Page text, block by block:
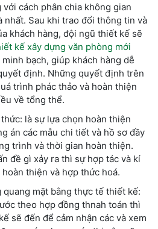
cách phân chia không gian
nhất. Sau khi trao đổi thông tin và
khách hàng, đội ngũ thiết kế sẽ
kế xây dựng văn phòng mới
bạch, giúp khách hàng dễ
định. Những quyết định trên
trình phác thảo và hoàn thiện
về tổng thể.
là sự lựa chọn hoàn thiện
án các mẫu chi tiết và hồ sơ đầy
trình và thời gian hoàn thiện.
đề gì xảy ra thì sự hợp tác và kí
thiện và hợp thức hoá.
mặt bằng thực tế thiết kế:
theo hợp đồng thnah toán thì
sẽ đến để cảm nhận các và xem